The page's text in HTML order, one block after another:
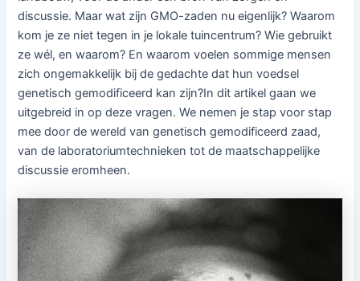
discussie. Maar wat zijn GMO-zaden nu eigenlijk? Waarom
kom je ze niet tegen in je lokale tuincentrum? Wie gebruikt
ze wél, en waarom? En waarom voelen sommige mensen
zich ongemakkelijk bij de gedachte dat hun voedsel
genetisch gemodificeerd kan zijn?In dit artikel gaan we
uitgebreid in op deze vragen. We nemen je stap voor stap
mee door de wereld van genetisch gemodificeerd zaad,
van de laboratoriumtechnieken tot de maatschappelijke
discussie eromheen.